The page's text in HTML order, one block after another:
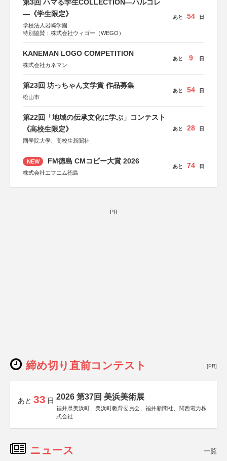
第3回 ハマる学生COLLECTION―ハルコレ
―《学生限定》
学校法人岩崎学園
特別協賛：株式会社ウィゴー（WEGO）
あと 54 日
KANEMAN LOGO COMPETITION
株式会社カネマン
あと 9 日
第23回 坊っちゃん文学賞 作品募集
松山市
あと 54 日
第22回「地域の伝承文化に学ぶ」コンテスト
《高校生限定》
國學院大學、高校生新聞社
あと 28 日
NEW FM徳島 CMコピー大賞 2026
株式会社エフエム徳島
あと 74 日
PR
締め切り直前コンテスト [PR]
あと 33 日 2026 第37回 美浜美術展
福井県美浜町、美浜町教育委員会、福井新聞社、関西電力株
式会社
ニュース 一覧